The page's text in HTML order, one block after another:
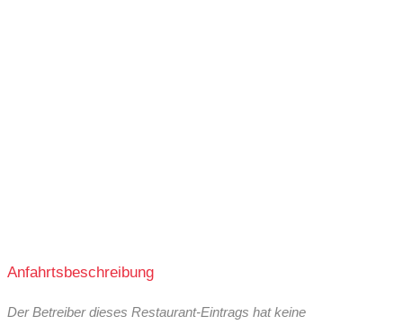
Anfahrtsbeschreibung
Der Betreiber dieses Restaurant-Eintrags hat keine